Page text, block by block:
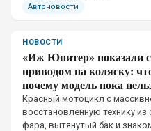
Автоновости
НОВОСТИ
«Иж Юпитер» показали
приводом на коляску:
почему модель пока
Красный мотоцикл с
восстановленную технику из
фара, вытянутый бак и